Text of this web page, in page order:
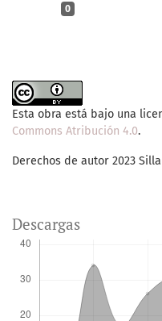
0
Esta obra está bajo una
Commons Atribución 4.0.
Derechos de autor 2023
Descargas